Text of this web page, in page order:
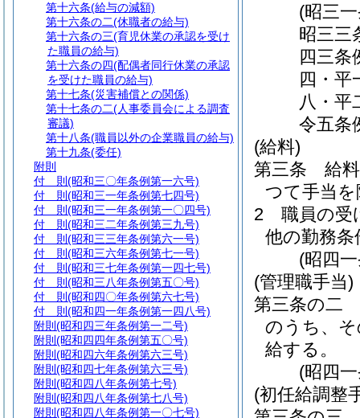
(昭三
昭三三
四三条
四・平
八・平
令五条
(給料)
第三条
給
つて手当
2
職員の受
他の勤務
(昭四
(管理職手当)
第三条の二
のうち、
給する。
(昭四
(初任給調整
第十六条(給与の減額)
第十六条の二(休職者の給与)
第十六条の三(育児休業の承認を受け
た職員の給与)
第十六条の四(配偶者同行休業の承認
を受けた職員の給与)
第十七条(災害補償との関係)
第十七条の二(人事委員会による調査
審議)
第十八条(職員以外の企業職員の給与)
第十九条(委任)
附則
付 則 (昭和三〇年条例第一六号)
付 則 (昭和三一年条例第七四号)
付 則 (昭和三一年条例第一〇四号)
付 則 (昭和三二年条例第三九号)
付 則 (昭和三三年条例第六一号)
付 則 (昭和三六年条例第七一号)
付 則 (昭和三七年条例第一四七号)
付 則 (昭和三八年条例第五〇号)
付 則 (昭和四〇年条例第六七号)
付 則 (昭和四一年条例第一四八号)
附則 (昭和四三年条例第一二号)
附則 (昭和四四年条例第五〇号)
附則 (昭和四六年条例第六三号)
附則 (昭和四七年条例第六三号)
附則 (昭和四八年条例第七号)
附則 (昭和四八年条例第七八号)
附則 (昭和四八年条例第一〇七号)